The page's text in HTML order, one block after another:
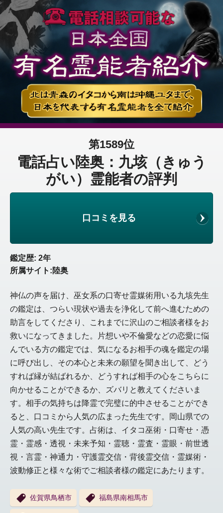
第1589位
電話占い陸奥：九垓（きゅう
がい）霊能者の評判
口コミを見る
鑑定歴: 2年
所属サイト:陸奥
神仏の声を届け、巫女系の口寄せ霊媒術用いる九垓先生
の鑑定は、つらい現状や過去を浄化して前へ進むための
助言をしてくださり、これまでに沢山のご相談者様をお
救いになってきました。片想いや不倫愛などの恋愛に悩
んでいる方の鑑定では、気になるお相手の魂を鑑定の場
に呼び出し、その本心と未来の願望を聞き出して、どう
すれば縁が結ばれるか、どうすれば相手の心をこちらに
向かせることができるか、ズバリと教えてくださいま
す。相手の気持ちは降霊で完璧に的中させることができ
ると、口コミから人気の広まった先生です。岡山県での
人気の高い先生です。占術は、イタコ巫術・口寄せ・憑
霊・霊感・透視・未来予知・霊聴・霊査・霊眼・前世透
視・言霊・神通力・守護霊交信・背後霊交信・霊媒術・
波動修正と様々な術でご相談者様の鑑定にあたります。
佐賀県鳥栖市 福島県南相馬市